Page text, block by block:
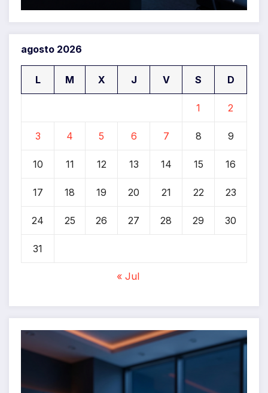
agosto 2026
L M X J V S D
1 2
3 4 5 6 7 8 9
10 11 12 13 14 15 16
17 18 19 20 21 22 23
24 25 26 27 28 29 30
31
« Jul